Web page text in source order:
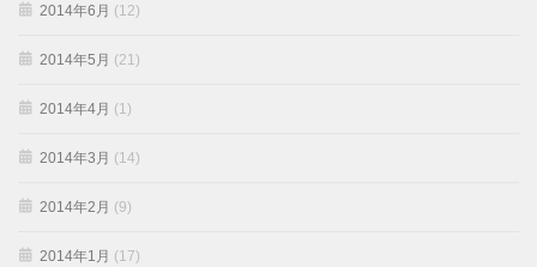
2014年6月 (12)
2014年5月 (21)
2014年4月 (1)
2014年3月 (14)
2014年2月 (9)
2014年1月 (17)